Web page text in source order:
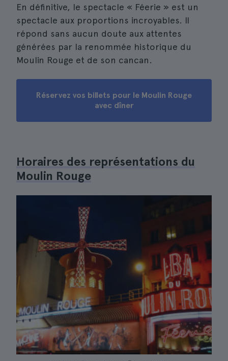
En définitive, le spectacle « Féerie » est un
spectacle aux proportions incroyables. Il
répond sans aucun doute aux attentes
générées par la renommée historique du
Moulin Rouge et de son cancan.
Réservez vos billets pour le Moulin Rouge
avec dîner
Horaires des représentations du
Moulin Rouge